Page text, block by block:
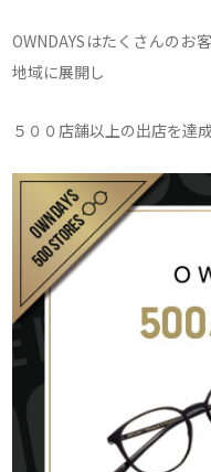
OWNDAYSはたくさんのお
地域に展開し
５００店舗以上の出店を達